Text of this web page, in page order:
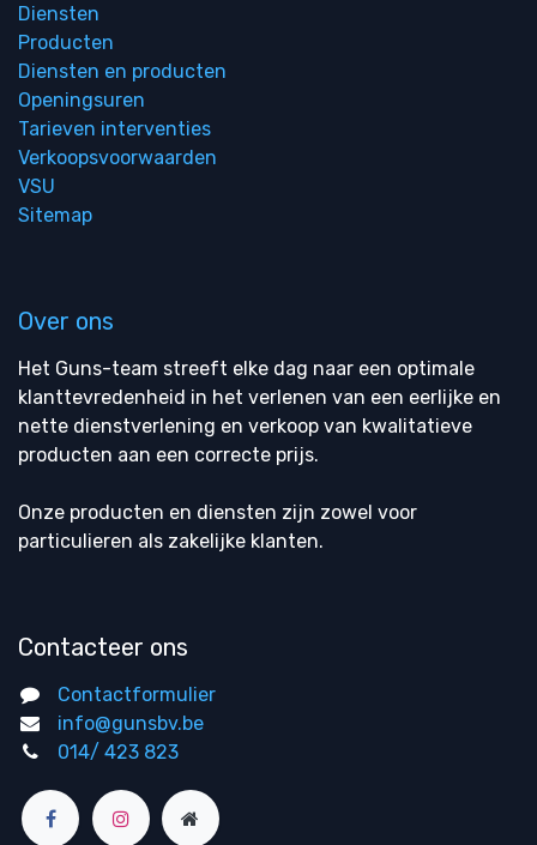
Diensten
Producten
Diensten en producten
Openingsuren
Tarieven interventies
Verkoopsvoorwaarden
VSU
Sitemap
Over ons
Het Guns-team streeft elke dag naar een optimale
klanttevredenheid in het verlenen van een eerlijke en
nette dienstverlening en verkoop van kwalitatieve
producten aan een correcte prijs.
Onze producten en diensten zijn zowel voor
particulieren als zakelijke klanten.
Contacteer ons
Contactformulier
info@gunsbv.be
014/ 423 823